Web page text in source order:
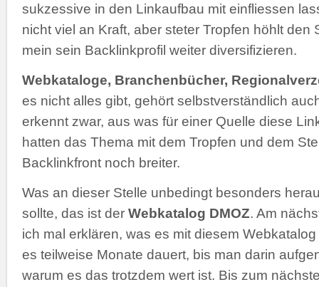
sukzessive in den Linkaufbau mit einfliessen
nicht viel an Kraft, aber steter Tropfen höhlt den
mein sein Backlinkprofil weiter diversifizieren.
Webkataloge, Branchenbücher,
es nicht alles gibt, gehört selbstverständlich
erkennt zwar, aus was für einer Quelle diese
hatten das Thema mit dem Tropfen und dem
Backlinkfront noch breiter.
Was an dieser Stelle unbedingt besonders
sollte, das ist der Webkatalog DMOZ. Am
ich mal erklären, was es mit diesem
es teilweise Monate dauert, bis man darin
warum es das trotzdem wert ist. Bis zum